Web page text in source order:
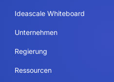
Ideascale Whiteboard
Unternehmen
Regierung
Ressourcen